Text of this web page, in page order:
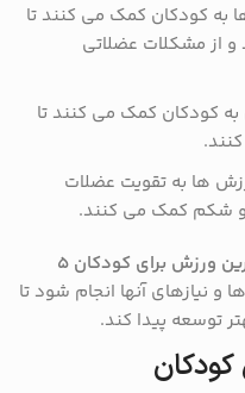
به کودکان کمک می کنند تا
و از مشکلات عضلاتی
کودکان کمک می کنند تا
ها به تقویت عضلات
و شکم کمک می کنند.
بهترین ورزش برای کودکان ۵
و نیازهای آنها انجام شود تا
توسعه پیدا کند.